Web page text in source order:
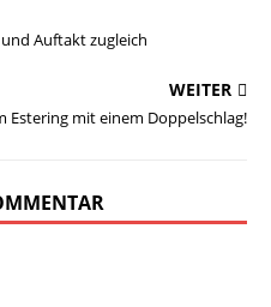
Auftakt zugleich
WEITER
Estering mit einem Doppelschlag!